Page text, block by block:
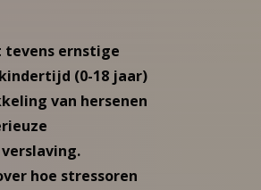
tevens ernstige
(0-18 jaar)
van hersenen
hoe stressoren